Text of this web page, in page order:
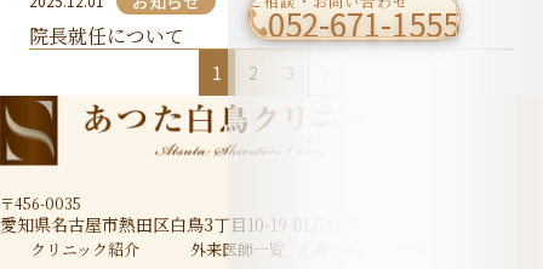
052-671-1555
院長就任について
1 2
〒456-0035
愛知県名古屋市熱田区白鳥3丁目10-19 BLG白鳥2F
クリニック紹介
外来医師一覧